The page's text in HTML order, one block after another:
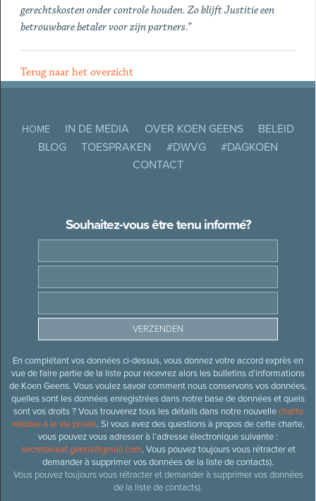
gerechtskosten onder controle houden. Zo blijft Justitie een
betrouwbare betaler voor zijn partners.”
Terug naar het overzicht
HOME IN DE MEDIA OVER KOEN GEENS
BELEID
BLOG
TOESPRAKEN #DWVG
#DAGKOEN
CONTACT
Souhaitez-vous être tenu informé?
En complétant vos données ci-dessus, vous donnez votre accord exprès en
vue de faire partie de la liste pour recevrez alors les bulletins d’informations
de Koen Geens. Vous voulez savoir comment nous conservons vos données,
quelles sont les données enregistrées dans notre base de données et quels
sont vos droits ? Vous trouverez tous les détails dans notre nouvellecharte
relative à la vie privée. Si vous avez des questions à propos de cette charte,
vous pouvez vous adresser à l’adresse électronique suivante :
secretariaat.geens@gmail.com. Vous pouvez toujours vous rétracter et
demander à supprimer vos données de la liste de contacts).
Vous pouvez toujours vous rétracter et demander à supprimer vos données
de la liste de contacts).